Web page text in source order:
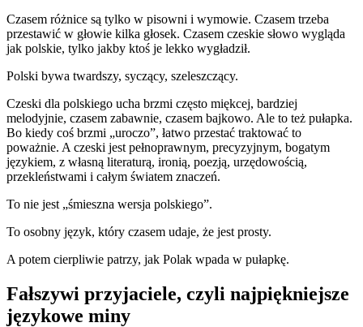
Czasem różnice są tylko w pisowni i wymowie. Czasem trzeba
przestawić w głowie kilka głosek. Czasem czeskie słowo wygląda
jak polskie, tylko jakby ktoś je lekko wygładził.
Polski bywa twardszy, syczący, szeleszczący.
Czeski dla polskiego ucha brzmi często miękcej, bardziej
melodyjnie, czasem zabawnie, czasem bajkowo. Ale to też pułapka.
Bo kiedy coś brzmi „uroczo”, łatwo przestać traktować to
poważnie. A czeski jest pełnoprawnym, precyzyjnym, bogatym
językiem, z własną literaturą, ironią, poezją, urzędowością,
przekleństwami i całym światem znaczeń.
To nie jest „śmieszna wersja polskiego”.
To osobny język, który czasem udaje, że jest prosty.
A potem cierpliwie patrzy, jak Polak wpada w pułapkę.
Fałszywi przyjaciele, czyli najpiękniejsze
językowe miny